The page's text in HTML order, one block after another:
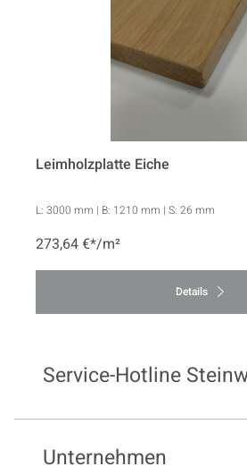
Leimholzplatte Eiche
L: 3000 mm | B: 1210 mm | S: 26 mm
273,64 €*/m²
Details
Service-Hotline
Unternehmen